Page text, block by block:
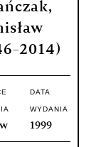
2014)
DATA
WYDANIA
1999